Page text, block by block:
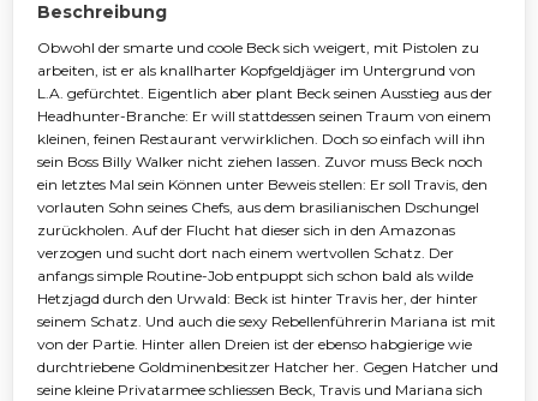
Beschreibung
Obwohl der smarte und coole Beck sich weigert, mit Pistolen zu
arbeiten, ist er als knallharter Kopfgeldjäger im Untergrund von
L.A. gefürchtet. Eigentlich aber plant Beck seinen Ausstieg aus der
Headhunter-Branche: Er will stattdessen seinen Traum von einem
kleinen, feinen Restaurant verwirklichen. Doch so einfach will ihn
sein Boss Billy Walker nicht ziehen lassen. Zuvor muss Beck noch
ein letztes Mal sein Können unter Beweis stellen: Er soll Travis, den
vorlauten Sohn seines Chefs, aus dem brasilianischen Dschungel
zurückholen. Auf der Flucht hat dieser sich in den Amazonas
verzogen und sucht dort nach einem wertvollen Schatz. Der
anfangs simple Routine-Job entpuppt sich schon bald als wilde
Hetzjagd durch den Urwald: Beck ist hinter Travis her, der hinter
seinem Schatz. Und auch die sexy Rebellenführerin Mariana ist mit
von der Partie. Hinter allen Dreien ist der ebenso habgierige wie
durchtriebene Goldminenbesitzer Hatcher her. Gegen Hatcher und
seine kleine Privatarmee schliessen Beck, Travis und Mariana sich